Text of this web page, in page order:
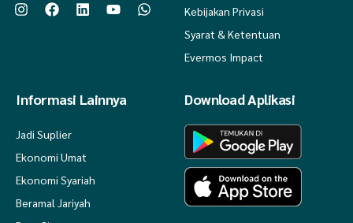
Kebijakan Privasi
Syarat & Ketentuan
Evermos Impact
Informasi Lainnya
Jadi Suplier
Ekonomi Umat
Ekonomi Syariah
Beramal Jariyah
Download Aplikasi